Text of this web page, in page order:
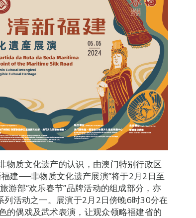
物质文化遗产的认识，由澳门特别行政区
建──非物质文化遗产展演”将于2月2日至
游部“欢乐春节”品牌活动的组成部分，亦
列活动之一。展演于2月2日傍晚6时30分在
的偶戏及武术表演，让观众领略福建省的